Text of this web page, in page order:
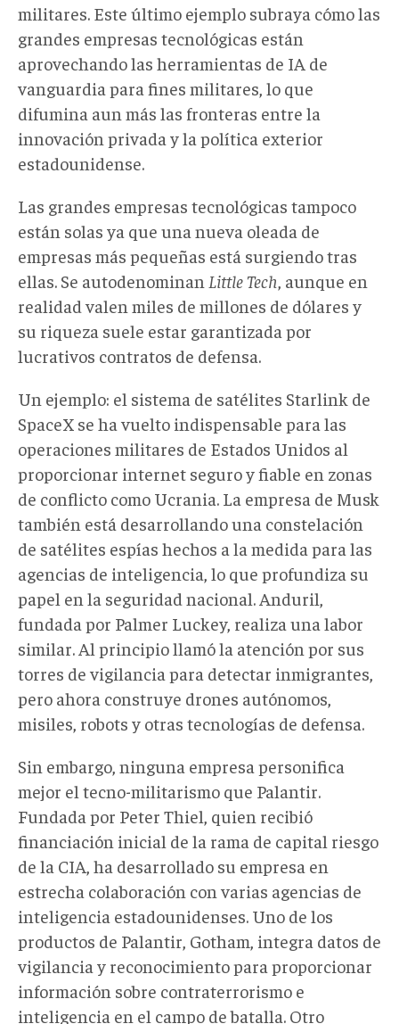
militares. Este último ejemplo subraya cómo las
grandes empresas tecnológicas están
aprovechando las herramientas de IA de
vanguardia para fines militares, lo que
difumina aun más las fronteras entre la
innovación privada y la política exterior
estadounidense.
Las grandes empresas tecnológicas tampoco
están solas ya que una nueva oleada de
empresas más pequeñas está surgiendo tras
ellas. Se autodenominan Little Tech , aunque en
realidad valen miles de millones de dólares y
su riqueza suele estar garantizada por
lucrativos contratos de defensa.
Un ejemplo: el sistema de satélites Starlink de
SpaceX se ha vuelto indispensable para las
operaciones militares de Estados Unidos al
proporcionar internet seguro y fiable en zonas
de conflicto como Ucrania. La empresa de Musk
también está desarrollando una constelación
de satélites espías hechos a la medida para las
agencias de inteligencia, lo que profundiza su
papel en la seguridad nacional. Anduril,
fundada por Palmer Luckey, realiza una labor
similar. Al principio llamó la atención por sus
torres de vigilancia para detectar inmigrantes,
pero ahora construye drones autónomos,
misiles, robots y otras tecnologías de defensa.
Sin embargo, ninguna empresa personifica
mejor el tecno-militarismo que Palantir.
Fundada por Peter Thiel, quien recibió
financiación inicial de la rama de capital riesgo
de la CIA, ha desarrollado su empresa en
estrecha colaboración con varias agencias de
inteligencia estadounidenses. Uno de los
productos de Palantir, Gotham, integra datos de
vigilancia y reconocimiento para proporcionar
información sobre contraterrorismo e
inteligencia en el campo de batalla. Otro